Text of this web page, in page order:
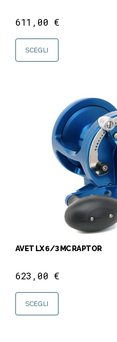
611,00 €
SCEGLI
AVET LX 6/3 MC RAPTOR
623,00 €
SCEGLI